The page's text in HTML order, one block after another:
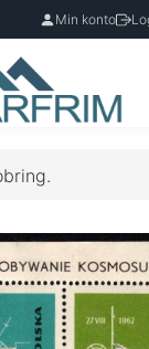
Min konto